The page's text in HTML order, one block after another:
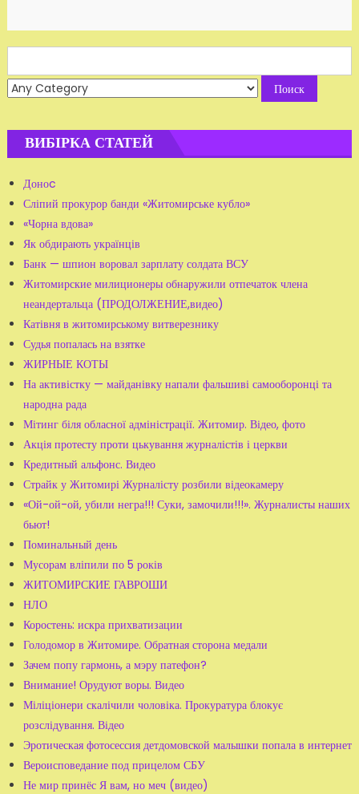
for:
ВИБІРКА СТАТЕЙ
Доноc
Сліпий прокурор банди «Житомирське кубло»
«Чорна вдова»
Як обдирають українців
Банк — шпион воровал зарплату солдата ВСУ
Житомирские милиционеры обнаружили отпечаток члена
неандертальца (ПРОДОЛЖЕНИЕ,видео)
Катівня в житомирському витверезнику
Судья попалась на взятке
ЖИРНЫЕ КОТЫ
На активістку — майданівку напали фальшиві самооборонці та
народна рада
Мітинг біля обласної адміністрації. Житомир. Відео, фото
Акція протесту проти цькування журналістів і церкви
Кредитный альфонс. Видео
Страйк у Житомирі Журналісту розбили відеокамеру
«Ой-ой-ой, убили негра!!! Суки, замочили!!!». Журналисты наших
бьют!
Поминальный день
Мусорам вліпили по 5 років
ЖИТОМИРСКИЕ ГАВРОШИ
НЛО
Коростень: искра прихватизации
Голодомор в Житомире. Обратная сторона медали
Зачем попу гармонь, а мэру патефон?
Внимание! Орудуют воры. Видео
Міліціонери скалічили чоловіка. Прокуратура блокує
розслідування. Відео
Эротическая фотосессия детдомовской малышки попала в интернет
Вероисповедание под прицелом СБУ
Не мир принёс Я вам, но меч (видео)